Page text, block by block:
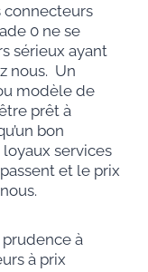
connecteurs
0 ne se
sérieux ayant
nous. Un
modèle de
prêt à
bon
services
et le prix
à
à prix